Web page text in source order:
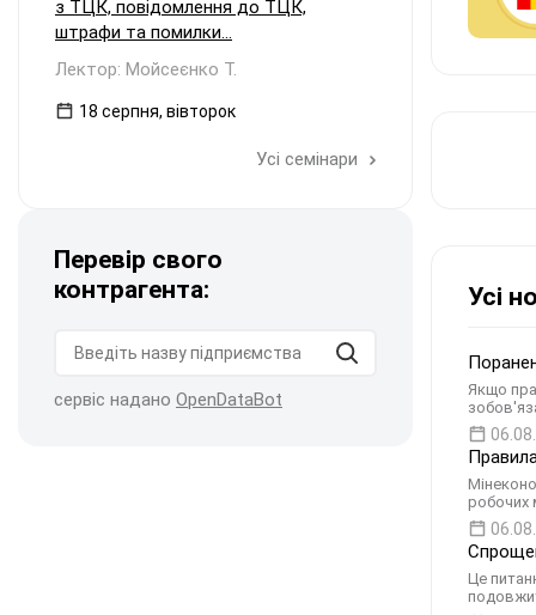
Усі
Якщо
робочих
Це
з ТЦК, повідомлення до ТЦК,
штрафи та помилки...
Лектор: Мойсеєнко Т.
18 серпня, вівторок
Усі семінари
Перевір свого
контрагента:
сервіс надано OpenDataBot